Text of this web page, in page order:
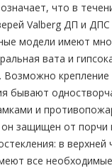
что в
Valberg ДП и
модели имеют
вата и
бывают
и
защищен от порчи
в верхней
все